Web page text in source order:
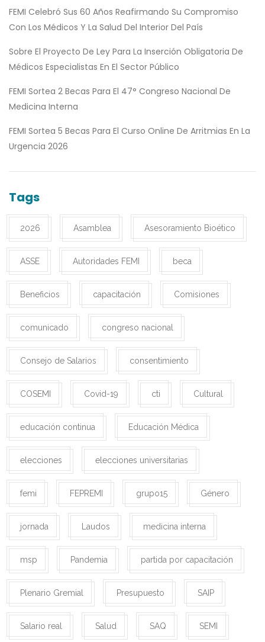
FEMI Celebró Sus 60 Años Reafirmando Su Compromiso
Con Los Médicos Y La Salud Del Interior Del País
Sobre El Proyecto De Ley Para La Inserción Obligatoria De
Médicos Especialistas En El Sector Público
FEMI Sortea 2 Becas Para El 47° Congreso Nacional De
Medicina Interna
FEMI Sortea 5 Becas Para El Curso Online De Arritmias En La
Urgencia 2026
Tags
2026 Asamblea Asesoramiento Bioético
ASSE Autoridades FEMI beca
Beneficios capacitación Comisiones
comunicado congreso nacional
Consejo de Salarios consentimiento
COSEMI Covid-19 cti Cultural
educación continua Educación Médica
elecciones elecciones universitarias
femi FEPREMI grupo15 Género
jornada Laudos medicina interna
msp Pandemia partida por capacitación
Plenario Gremial Presupuesto SAIP
Salario real Salud SAQ SEMI